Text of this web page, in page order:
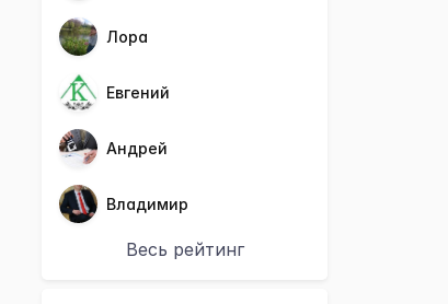
Лора
Евгений
Андрей
Владимир
Весь рейтинг